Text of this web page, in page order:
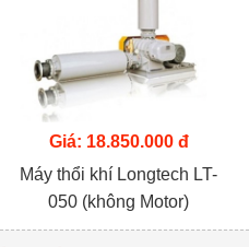
Giá: 18.850.000 đ
Máy thổi khí Longtech LT-
050 (không Motor)